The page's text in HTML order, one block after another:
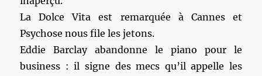
La Dolce Vita est remarquée à Cannes et
Psychose nous file les jetons.
Eddie Barclay abandonne le piano pour le
business : il signe des mecs qu’il appelle les